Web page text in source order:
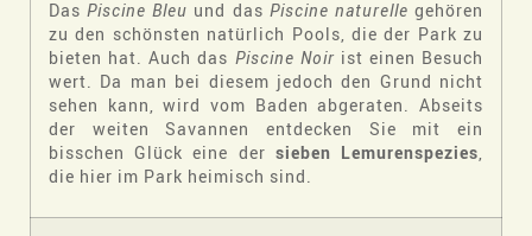
Das Piscine Bleu und das Piscine naturelle gehören
zu den schönsten natürlich Pools, die der Park zu
bieten hat. Auch das Piscine Noirist einen Besuch
wert. Da man bei diesem jedoch den Grund nicht
sehen kann, wird vom Baden abgeraten. Abseits
der weiten Savannen entdecken Sie mit ein
bisschen Glück eine der sieben Lemurenspezies
die hier im Park heimisch sind.